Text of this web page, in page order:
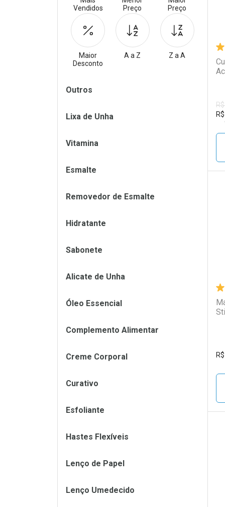
R$
R$
Vendidos
Preço
Preço
Maior
Desconto
A a Z Z a A
Filtros
Outros
Lixa de Unha
Vitamina
Esmalte
Removedor de Esmalte
Hidratante
Sabonete
Alicate de Unha
Óleo Essencial
Complemento Alimentar
Creme Corporal
Curativo
Esfoliante
Hastes Flexíveis
Lenço de Papel
Lenço Umedecido